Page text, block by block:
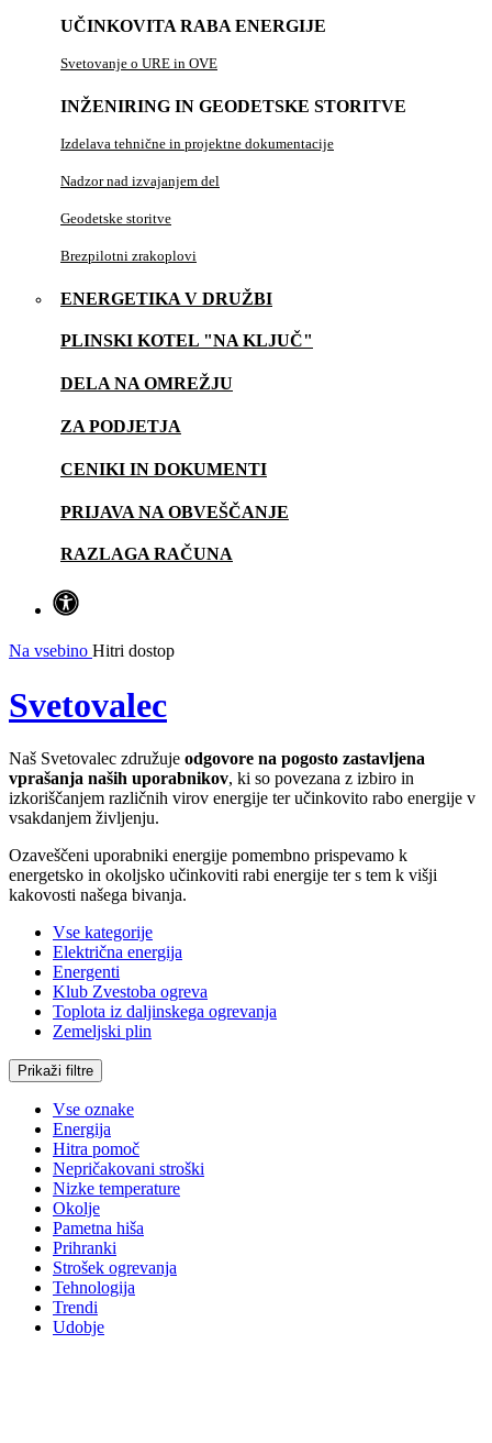
UČINKOVITA RABA ENERGIJE
Svetovanje o URE in OVE
INŽENIRING IN GEODETSKE STORITVE
Izdelava tehnične in projektne dokumentacije
Nadzor nad izvajanjem del
Geodetske storitve
Brezpilotni zrakoplovi
ENERGETIKA V DRUŽBI
PLINSKI KOTEL "NA KLJUČ"
DELA NA OMREŽJU
ZA PODJETJA
CENIKI IN DOKUMENTI
PRIJAVA NA OBVEŠČANJE
RAZLAGA RAČUNA
Na vsebino Hitri dostop
Svetovalec
Naš Svetovalec združuje odgovore na pogosto zastavljena
vprašanja naših uporabnikov, ki so povezana z izbiro in
izkoriščanjem različnih virov energije ter učinkovito rabo energije v
vsakdanjem življenju.
Ozaveščeni uporabniki energije pomembno prispevamo k
energetsko in okoljsko učinkoviti rabi energije ter s tem k višji
kakovosti našega bivanja.
Vse kategorije
Električna energija
Energenti
Klub Zvestoba ogreva
Toplota iz daljinskega ogrevanja
Zemeljski plin
Prikaži filtre
Vse oznake
Energija
Hitra pomoč
Nepričakovani stroški
Nizke temperature
Okolje
Pametna hiša
Prihranki
Strošek ogrevanja
Tehnologija
Trendi
Udobje